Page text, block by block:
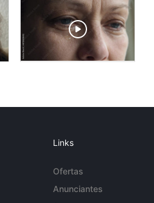
Links
Ofertas
Anunciantes